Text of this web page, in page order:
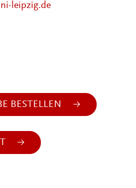
leipzig.de
BESTELLEN